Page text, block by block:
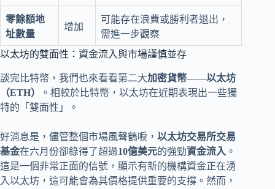
零餘額地
址數量
增加
可能存在浪費或勝利者退出，
需進一步觀察
以太坊的雙面性：資金流入與市場謹慎並存
談完比特幣，我們也來看看第二大加密貨幣——以太坊
（ETH）
。相較於比特幣，以太坊在近期表現出一些獨
特的「雙面性」。
好消息是，儘管整個市場風聲鶴唳， 以太坊交易所交易
基金在六月份卻錄得了超過10億美元的強勁資金流入 。
這是一個非常正面的信號，顯示有新的機構資金正在湧
入以太坊，這可能會為其價格提供重要的支撐。然而，